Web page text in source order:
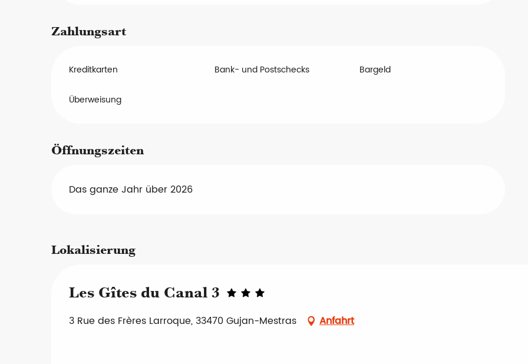
Zahlungsart
Kreditkarten Bank- und Postschecks Bargeld
Überweisung
Öffnungszeiten
Das ganze Jahr über 2026
Lokalisierung
Les Gîtes du Canal 3
3 Rue des Frères Larroque, 33470 Gujan-Mestras Anfahrt